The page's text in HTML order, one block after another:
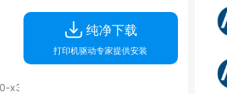
x32 / Win10-x64
纯净下载
打印机驱动专家提供安装